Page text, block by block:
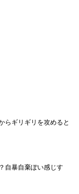
らギリギリを攻めると
自暴自棄ぽい感じす